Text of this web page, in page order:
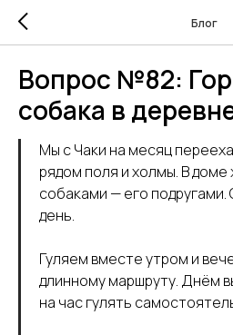
Блог
Вопрос №82:
собака в
Мы с Чаки на месяц
рядом поля и холмы. В
собаками — его
день.
Гуляем вместе утром и
длинному маршруту. Днём
на час гулять